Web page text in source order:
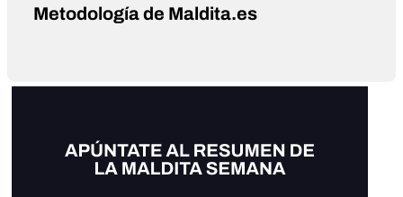
Metodología de Maldita.es